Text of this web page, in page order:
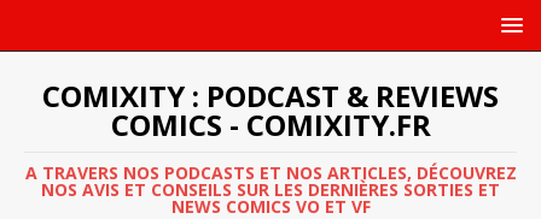
COMIXITY : PODCAST & REVIEWS
COMICS - COMIXITY.FR
A TRAVERS NOS PODCASTS ET NOS ARTICLES, DÉCOUVREZ
NOS AVIS ET CONSEILS SUR LES DERNIÈRES SORTIES ET
NEWS COMICS VO ET VF